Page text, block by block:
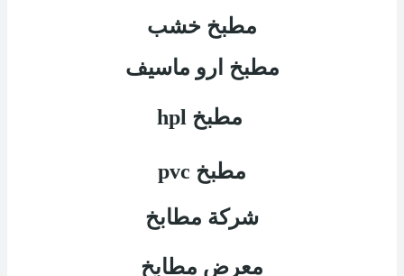
مطبخ خشب
مطبخ ارو ماسيف
مطبخ hpl
مطبخ pvc
شركة مطابخ
معرض مطابخ